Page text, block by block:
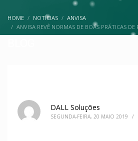
HOME NOTÍCIAS
ANVISA
ANVISA REVÊ NORMAS DE BOAS PRÁTICAS DE
DALL Soluções
SEGUNDA-FEIRA, 20 MAIO 2019 /